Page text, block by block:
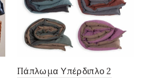
Πάπλωμα Υπέρδιπλο 2